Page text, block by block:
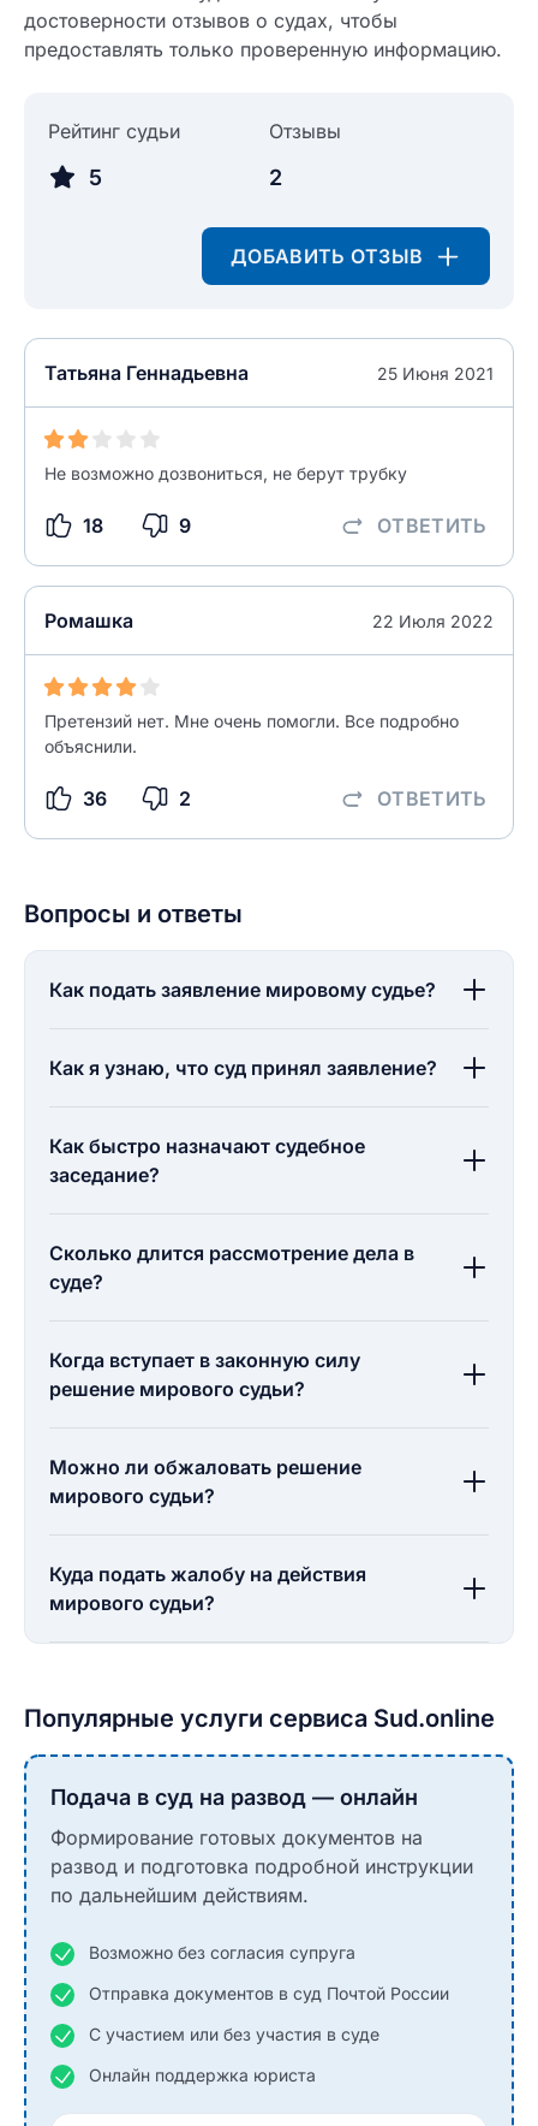
достоверности отзывов о судах, чтобы
предоставлять только проверенную информацию.
Рейтинг судьи
5
Отзывы
2
ДОБАВИТЬ ОТЗЫВ
Татьяна Геннадьевна 25 Июня 2021
Не возможно дозвониться, не берут трубку
18 9 ОТВЕТИТЬ
Ромашка 22 Июля 2022
Претензий нет. Мне очень помогли. Все подробно
объяснили.
36 2 ОТВЕТИТЬ
Введите свое имя
Введите свой e-mail
Как вы оцените судебный участок?
разрешить публикацию отзыва
разрешить публикацию отзыва
Вопросы и ответы
Как подать заявление мировому судье?
Как я узнаю, что суд принял заявление?
Как быстро назначают судебное
заседание?
Сколько длится рассмотрение дела в
суде?
Когда вступает в законную силу
решение мирового судьи?
Можно ли обжаловать решение
мирового судьи?
Куда подать жалобу на действия
мирового судьи?
Популярные услуги сервиса Sud.online
Подача в суд на развод — онлайн
Формирование готовых документов на
развод и подготовка подробной инструкции
по дальнейшим действиям.
Возможно без согласия супруга
Отправка документов в суд Почтой России
С участием или без участия в суде
Онлайн поддержка юриста
Название населенного пункта
НАЙТИ МЕНЯ
ЗАКРЫТЬ